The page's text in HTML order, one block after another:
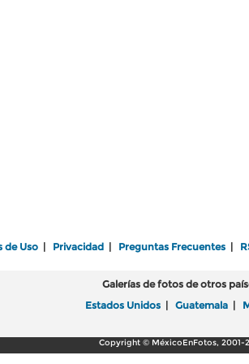
de Uso Privacidad Preguntas Frecuentes
Galerías de fotos de otros
Estados Unidos
Guatemala
Copyright © MéxicoEnFotos, 2001-